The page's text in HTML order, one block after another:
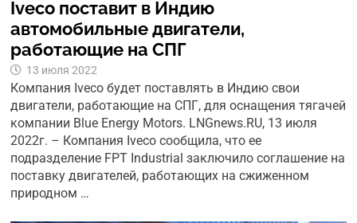
Iveco поставит в Индию
автомобильные двигатели,
работающие на СПГ
13 июля 2022
Компания Iveco будет поставлять в Индию свои
двигатели, работающие на СПГ, для оснащения тягачей
компании Blue Energy Motors. LNGnews.RU, 13 июля
2022г. – Компания Iveco сообщила, что ее
подразделение FPT Industrial заключило соглашение на
поставку двигателей, работающих на сжиженном
природном …